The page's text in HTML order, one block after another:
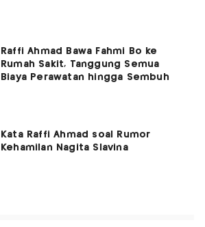
Raffi Ahmad Bawa Fahmi Bo ke
Rumah Sakit, Tanggung Semua
Biaya Perawatan hingga Sembuh
Kata Raffi Ahmad soal Rumor
Kehamilan Nagita Slavina